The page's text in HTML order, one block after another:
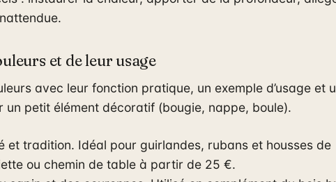
et de leur usage
avec leur fonction pratique, un exemple d’usage et
petit élément décoratif (bougie, nappe, boule).
et tradition. Idéal pour guirlandes, rubans et housses de
ou chemin de table à partir de 25 €.